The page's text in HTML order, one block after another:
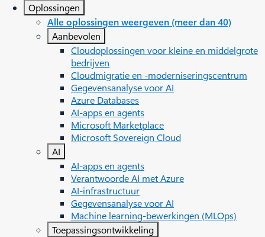
Oplossingen
Alle oplossingen weergeven (meer dan 40)
Aanbevolen
Cloudoplossingen voor kleine en middelgrote
bedrijven
Cloudmigratie en -moderniseringscentrum
Gegevensanalyse voor AI
Azure Databases
AI-apps en agents
Microsoft Marketplace
Microsoft Sovereign Cloud
AI
AI-apps en agents
Verantwoorde AI met Azure
AI-infrastructuur
Gegevensanalyse voor AI
Machine learning-bewerkingen (MLOps)
Toepassingsontwikkeling